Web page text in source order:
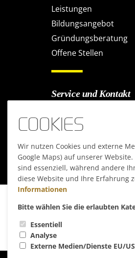
Leistungen
Bildungsangebot
Gründungsberatung
Offene Stellen
Service und Kontakt
Anfahrt
Presse
Hinweisgebersystem|AAB
COOKIES
Wir nutzen Cookies und externe
Google Maps) auf unserer
sind essenziell, während andere
diese Website und Ihre Erfahrung
Informationen
Bitte wählen Sie die erlaubten
Essentiell
Analyse
Externe Medien/Dienste EU/